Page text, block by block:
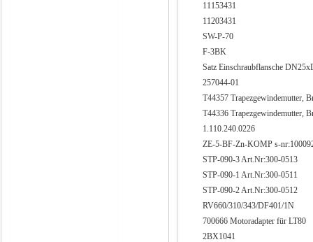
11153431
11203431
SW-P-70
F-3BK
Satz Einschraubflansche
257044-01
T44357 Trapezgewindemutter,
T44336 Trapezgewindemutter,
1.110.240.0226
ZE-5-BF-Zn-KOMP s-
STP-090-3 Art.Nr:300-0513
STP-090-1 Art.Nr:300-0511
STP-090-2 Art.Nr:300-0512
RV660/310/343/DF401/1N
700666 Motoradapter für LT80
2BX1041